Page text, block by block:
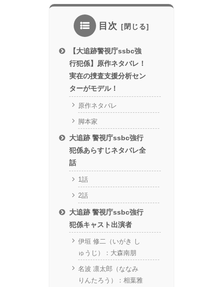
目次
【大追跡警視庁ssbc強
行犯係】原作ネタバレ！
実在の捜査支援分析セン
ターがモデル！
原作ネタバレ
脚本家
大追跡 警視庁ssbc強行
犯係あらすじネタバレ全
話
1話
2話
大追跡 警視庁ssbc強行
犯係キャスト出演者
伊垣 修二（いがき し
ゅうじ）：大森南朋
名波 凛太郎（ななみ
りんたろう）：相葉雅